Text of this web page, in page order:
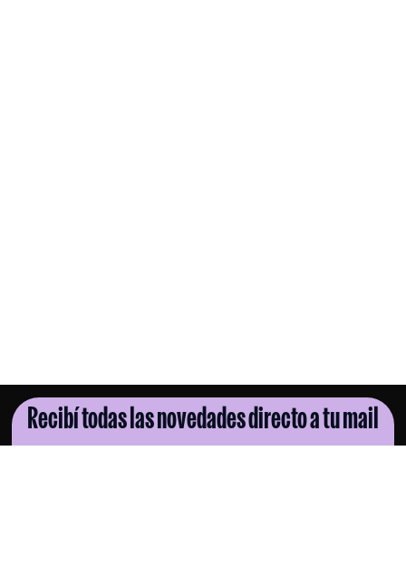
Recibí todas las novedades directo a tu mail